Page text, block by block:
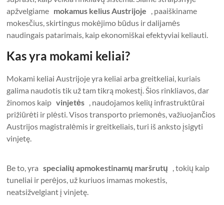
apžvelgiame mokamus kelius Austrijoje , paaiškiname
mokesčius, skirtingus mokėjimo būdus ir dalijamės
naudingais patarimais, kaip ekonomiškai efektyviai keliauti.
Kas yra mokami keliai?
Mokami keliai Austrijoje yra keliai arba greitkeliai, kuriais
galima naudotis tik už tam tikrą mokestį. Šios rinkliavos, dar
žinomos kaipvinjetės , naudojamos kelių infrastruktūrai
prižiūrėti ir plėsti. Visos transporto priemonės, važiuojančios
Austrijos magistralėmis ir greitkeliais, turi iš anksto įsigyti
vinjetę.
Be to, yraspecialių apmokestinamų maršrutų , tokių kaip
tuneliai ir perėjos, už kuriuos imamas mokestis,
neatsižvelgiant į vinjetę.